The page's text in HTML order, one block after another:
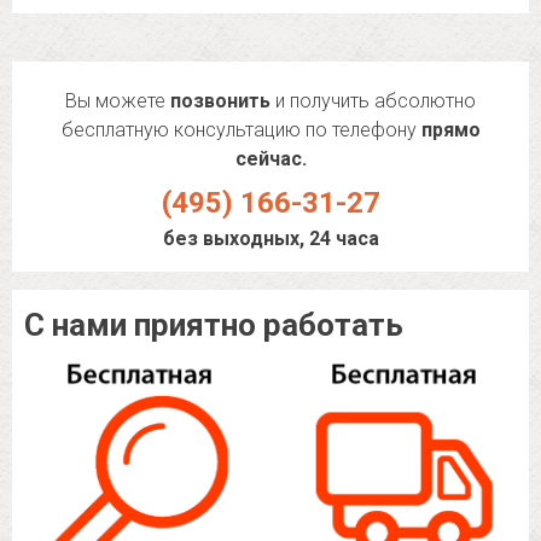
Вы можете позвонить и получить абсолютно
бесплатную консультацию по телефону прямо
сейчас.
(495) 166-31-27
без выходных, 24 часа
С нами приятно работать